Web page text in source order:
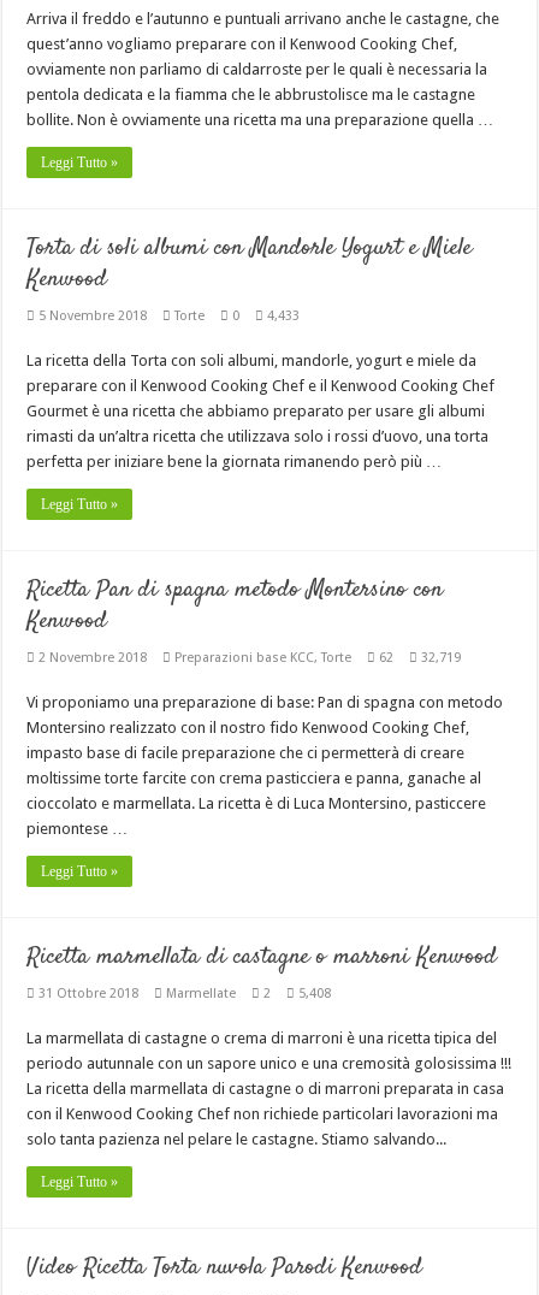
Arriva il freddo e l’autunno e puntuali arrivano anche le castagne, che
quest’anno vogliamo preparare con il Kenwood Cooking Chef,
ovviamente non parliamo di caldarroste per le quali è necessaria la
pentola dedicata e la fiamma che le abbrustolisce ma le castagne
bollite. Non è ovviamente una ricetta ma una preparazione quella …
Leggi Tutto »
Torta di soli albumi con Mandorle Yogurt e Miele
Kenwood
5 Novembre 2018 Torte 0 4,433
La ricetta della Torta con soli albumi, mandorle, yogurt e miele da
preparare con il Kenwood Cooking Chef e il Kenwood Cooking Chef
Gourmet è una ricetta che abbiamo preparato per usare gli albumi
rimasti da un’altra ricetta che utilizzava solo i rossi d’uovo, una torta
perfetta per iniziare bene la giornata rimanendo però più …
Leggi Tutto »
Ricetta Pan di spagna metodo Montersino con
Kenwood
2 Novembre 2018 Preparazioni base KCC,Torte 62 32,719
Vi proponiamo una preparazione di base: Pan di spagna con metodo
Montersino realizzato con il nostro fido Kenwood Cooking Chef,
impasto base di facile preparazione che ci permetterà di creare
moltissime torte farcite con crema pasticciera e panna, ganache al
cioccolato e marmellata. La ricetta è di Luca Montersino, pasticcere
piemontese …
Leggi Tutto »
Ricetta marmellata di castagne o marroni Kenwood
31 Ottobre 2018 Marmellate 2 5,408
La marmellata di castagne o crema di marroni è una ricetta tipica del
periodo autunnale con un sapore unico e una cremosità golosissima !!!
La ricetta della marmellata di castagne o di marroni preparata in casa
con il Kenwood Cooking Chef non richiede particolari lavorazioni ma
solo tanta pazienza nel pelare le castagne. Stiamo salvando...
Leggi Tutto »
Video Ricetta Torta nuvola Parodi Kenwood